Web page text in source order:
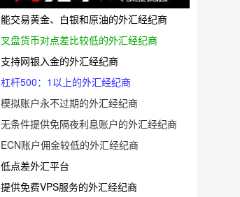
能交易黄金、白银和原油的外汇经纪商
叉盘货币对点差比较低的外汇经纪商
支持网银入金的外汇经纪商
杠杆500：1以上的外汇经纪商
模拟账户永不过期的外汇经纪商
无条件提供免隔夜利息账户的外汇经纪商
ECN账户佣金较低的外汇经纪商
低点差外汇平台
提供免费VPS服务的外汇经纪商